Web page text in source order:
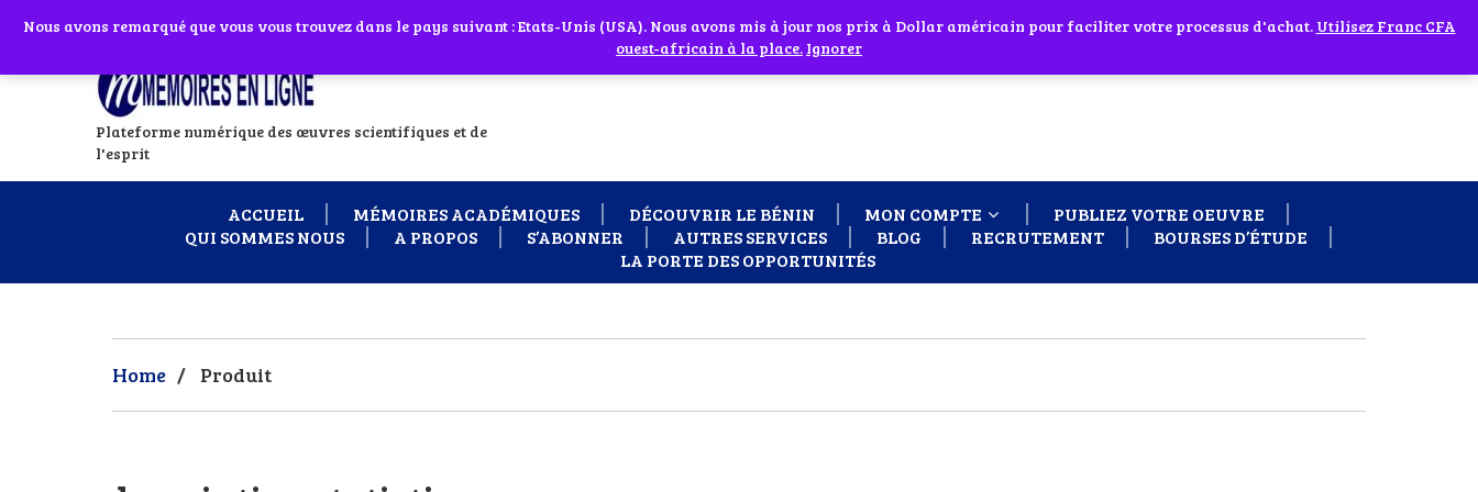
Abonnes toi à notre chaîne WhatsApp en cliquant sur l'icône en face
Plateforme numérique des œuvres scientifiques et de
l'esprit
ACCUEIL MÉMOIRES ACADÉMIQUES DÉCOUVRIR LE BÉNIN MON COMPTE
PUBLIEZ VOTRE OEUVRE
QUI SOMMES NOUS
A PROPOS S’ABONNER AUTRES SERVICES BLOG RECRUTEMENT
BOURSES D’ÉTUDE
LA PORTE DES OPPORTUNITÉS
Home / Produit
Si vous avez besoin d'assistance Contactez-nous par WhatsApp au +229 01 95 33 60 26 Ignorer
Nous avons remarqué que vous vous trouvez dans le pays suivant : Etats-Unis (USA). Nous avons mis à jour nos prix à Dollar américain pour faciliter votre processus d'achat. Utilisez Franc CFA
ouest-africain à la place. Ignorer